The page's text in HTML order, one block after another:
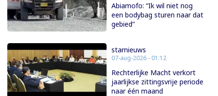
Abiamofo: “Ik wil niet nog
een bodybag sturen naar dat
gebied”
starnieuws
07-aug-2026 - 01:12
Rechterlijke Macht verkort
jaarlijkse zittingsvrije periode
naar één maand